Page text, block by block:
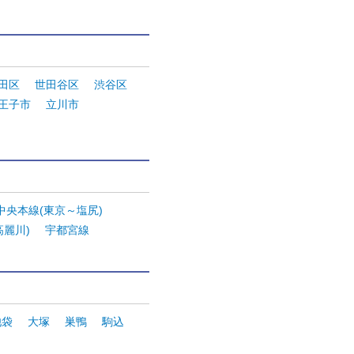
区 世田谷区
渋谷区
子市
立川市
央本線(東京～塩尻)
麗川)
宇都宮線
大塚 巣鴨 駒込